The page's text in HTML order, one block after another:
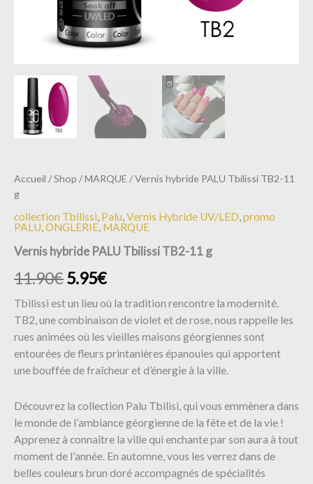
Accueil /Shop /MARQUE / Vernis hybride PALU Tbilissi TB2-11
g
collection Tbilissi, Palu,Vernis Hybride UV/LED,promo
PALU,ONGLERIE, MARQUE
Vernis hybride PALU Tbilissi TB2-11 g
11.90€5.95€
Tbilissi est un lieu où la tradition rencontre la modernité.
TB2, une combinaison de violet et de rose, nous rappelle les
rues animées où les vieilles maisons géorgiennes sont
entourées de fleurs printanières épanouies qui apportent
une bouffée de fraîcheur et d’énergie à la ville.
Découvrez la collection Palu Tbilisi, qui vous emmènera dans
le monde de l’ambiance géorgienne de la fête et de la vie !
Apprenez à connaître la ville qui enchante par son aura à tout
moment de l’année. En automne, vous les verrez dans de
belles couleurs brun doré accompagnés de spécialités